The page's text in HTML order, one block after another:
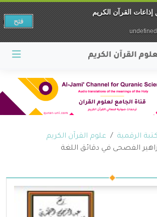
الرقمية
علوم القرآن الكريم
الفصحى في دقائق اللغة
إذاعات القرآن الكريم
فتح